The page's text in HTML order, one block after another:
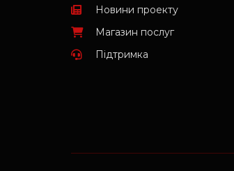
Новини проекту
Магазин послуг
Підтримка